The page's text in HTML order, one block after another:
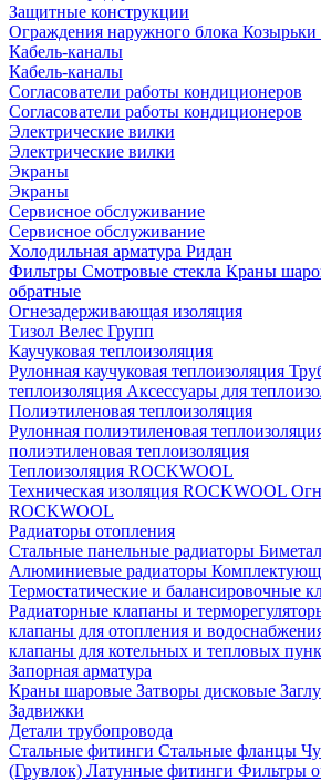
Защитные конструкции
Ограждения наружного блока Козырьки
Кабель-каналы
Кабель-каналы
Согласователи работы кондиционеров
Согласователи работы кондиционеров
Электрические вилки
Электрические вилки
Экраны
Экраны
Сервисное обслуживание
Сервисное обслуживание
Холодильная арматура Ридан
Фильтры Смотровые стекла Краны
обратные
Огнезадерживающая изоляция
Тизол Велес Групп
Каучуковая теплоизоляция
Рулонная каучуковая теплоизоляция
теплоизоляция Аксессуары для
Полиэтиленовая теплоизоляция
Рулонная полиэтиленовая
полиэтиленовая теплоизоляция
Теплоизоляция ROCKWOOL
Техническая изоляция ROCKWOOL
ROCKWOOL
Радиаторы отопления
Стальные панельные радиаторы
Алюминиевые радиаторы
Термостатические и балансировочные
Радиаторные клапаны и
клапаны для отопления и
клапаны для котельных и тепловых
Запорная арматура
Краны шаровые Затворы дисковые
Задвижки
Детали трубопровода
Стальные фитинги Стальные фланцы
(Грувлок) Латунные фитинги Фильтры